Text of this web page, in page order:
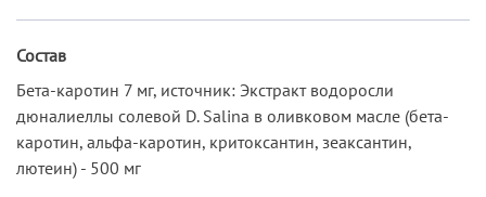
Состав
Бета-каротин 7 мг, источник: Экстракт водоросли
дюналиеллы солевой D. Salina в оливковом масле (бета-
каротин, альфа-каротин, критоксантин, зеаксантин,
лютеин) - 500 мг